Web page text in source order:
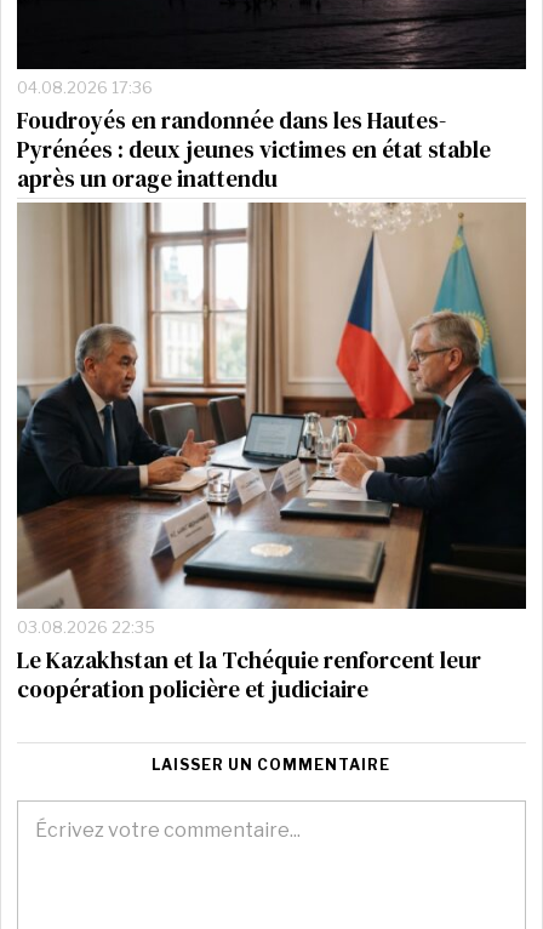
04.08.2026 17:36
Foudroyés en randonnée dans les Hautes-
Pyrénées : deux jeunes victimes en état stable
après un orage inattendu
03.08.2026 22:35
Le Kazakhstan et la Tchéquie renforcent leur
coopération policière et judiciaire
LAISSER UN COMMENTAIRE